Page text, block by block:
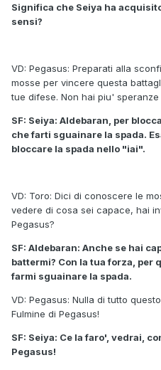
Significa che Seiya ha
sensi?
VD: Pegasus: Preparati alla
mosse per vincere questa
tue difese. Non hai piu'
SF: Seiya: Aldebaran, per
che farti sguainare la spada.
bloccare la spada nello "iai".
VD: Toro: Dici di conoscere le
vedere di cosa sei capace, hai
Pegasus?
SF: Aldebaran: Anche se hai
battermi? Con la tua forza,
farmi sguainare la spada.
VD: Pegasus: Nulla di tutto
Fulmine di Pegasus!
SF: Seiya: Ce la faro', vedrai,
Pegasus!